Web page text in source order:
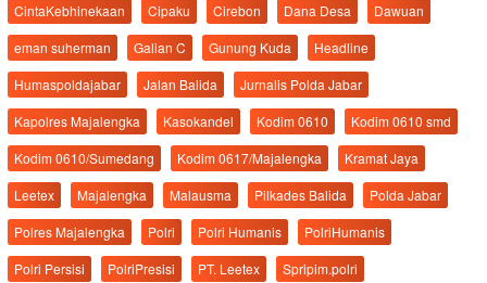
CintaKebhinekaan
Cipaku Cirebon Dana Desa
Dawuan
eman suherman
Galian C Gunung Kuda
Headline
Humaspoldajabar
Jalan Balida
Jurnalis Polda Jabar
Kapolres Majalengka
Kasokandel Kodim 0610
Kodim 0610 smd
Kodim 0610/Sumedang
Kodim 0617/Majalengka
Kramat Jaya
Leetex
Majalengka Malausma Pilkades Balida
Polda Jabar
Polres Majalengka
Polri Polri Humanis
PolriHumanis
Polri Persisi
PolriPresisi PT. Leetex
Spripim.polri